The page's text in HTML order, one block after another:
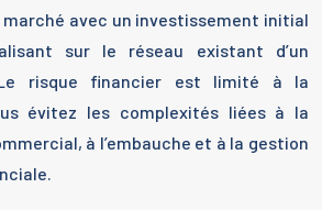
avec un investissement initial
sur le réseau existant d’un
risque financier est limité à la
évitez les complexités liées à la
à l’embauche et à la gestion